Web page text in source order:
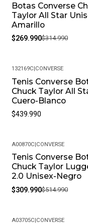
-14%
Botas Converse
Taylor All Star
Amarillo
$269.990$314.990
132169C|CONVERSE
Tenis Converse
Chuck Taylor All
Cuero-Blanco
$439.990
-40%
A00870C|CONVERSE
Tenis Converse
Chuck Taylor
2.0 Unisex-Negro
$309.990$514.990
A03705C|CONVERSE